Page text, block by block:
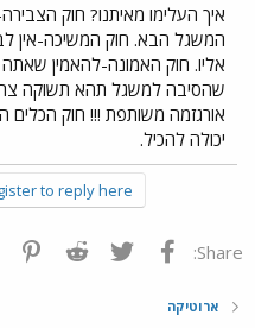
איך העלימו מאיתנו? חוק
המשגל הבא. חוק המשיכה-אין
אליו. חוק האמונה-להאמין
שהסיבה למשגל תהא תשוקה
אורגזמה משותפת !!! חוק
יכולה להכיל.
to reply here.
Share: פייסבוק Twitter
Reddit
ארוטיקה